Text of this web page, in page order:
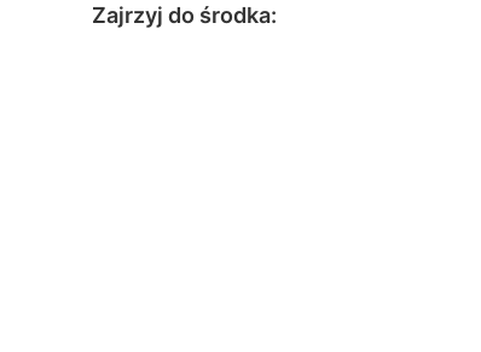
Zajrzyj do środka: